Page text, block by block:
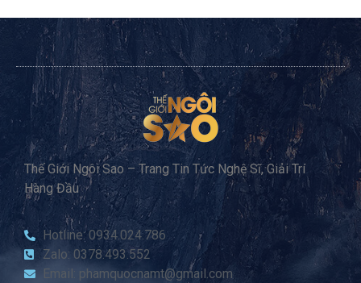
Thế Giới Ngôi Sao – Trang Tin Tức Nghệ Sĩ, Giải Trí
Hàng Đầu
Hotline: 0934.024.786
Zalo: 0378.493.552
Email: phamquocnamt@gmail.com